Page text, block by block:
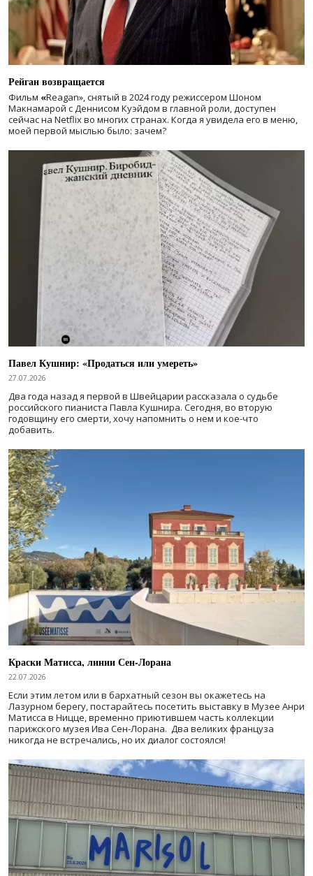
Рейган возвращается
Фильм «Reagan», снятый в 2024 годурежиссером Шоном
Макнамарой с Деннисом Куэйдом в главной роли, доступен
сейчас на Netflix во многих странах. Когда я увидела его в меню,
моей первой мыслью было: зачем?
Павел Кушнир: «Продаться или умереть»
27.07.2026
Два года назад я первой в Швейцарии рассказала о судьбе
российского пианиста Павла Кушнира. Сегодня, во вторую
годовщину его смерти, хочу напомнить о нем и кое-что
добавить.
Краски Матисса, линии Сен-Лорана
22.07.2026
Если этим летом или в бархатный сезон вы окажетесь на
Лазурном берегу, постарайтесь посетить выставку в Музее Анри
Матисса в Ницце, временно приютившем часть коллекции
парижского музея Ива Сен-Лорана. Два великих француза
никогда не встречались, но их диалог состоялся!